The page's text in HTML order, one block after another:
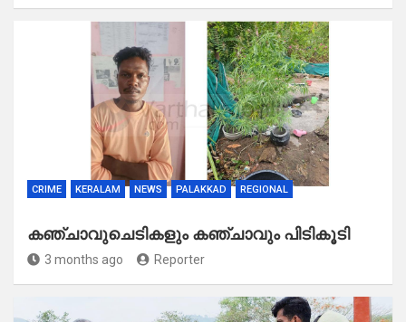
CRIME KERALAM NEWS PALAKKAD REGIONAL
കഞ്ചാവുചെടികളും കഞ്ചാവും പിടികൂടി
3 months ago Reporter